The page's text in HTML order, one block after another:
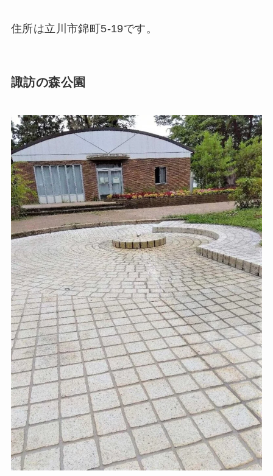
住所は立川市錦町5-19です。
諏訪の森公園